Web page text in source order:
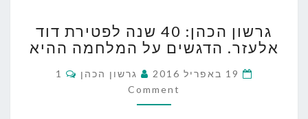
הכהן:
40
שנה
לפטירת
דוד
גרשון הכהן: 40 שנה לפטירת דוד
אלעזר. הדגשים על המלחמה ההיא
19 באפריל 2016 גרשון הכהן Comments
1
Comment